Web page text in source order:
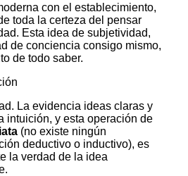
con el establecimiento,
toda la certeza del pensar
Esta idea de subjetividad,
de conciencia consigo mismo,
de todo saber.
La evidencia ideas claras y
intuición, y esta operación de
(no existe ningún
deductivo o inductivo), es
la verdad de la idea